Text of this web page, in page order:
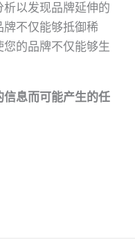
以发现品牌延伸的
不仅能够抵御稀
的品牌不仅能够生
息而可能产生的任